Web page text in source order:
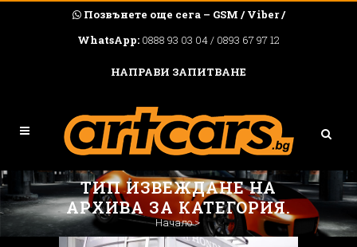
Позвънете още сега – GSM / Viber /
WhatsApp: 0888 93 03 04 / 0893 67 97 12
НАПРАВИ ЗАПИТВАНЕ
ТИП ИЗВЕЖДАНЕ НА
АРХИВА ЗА КАТЕГОРИЯ.
Начало>